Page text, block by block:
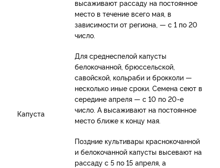
Капуста
высаживают рассаду на постоянное
место в течение всего мая, в
зависимости от региона, — с 1 по 20
число.
Для среднеспелой капусты
белокочанной, брюссельской,
савойской, кольраби и брокколи —
несколько иные сроки. Семена сеют в
середине апреля — с 10 по 20-е
число. А высаживают на постоянное
место ближе к концу мая.
Поздние культивары краснокочанной
и белокочанной капусты высевают на
рассаду с 5 по 15 апреля, а